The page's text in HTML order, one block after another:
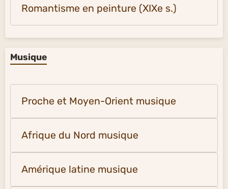
Romantisme en peinture (XIXe s.)
Musique
Proche et Moyen-Orient musique
Afrique du Nord musique
Amérique latine musique